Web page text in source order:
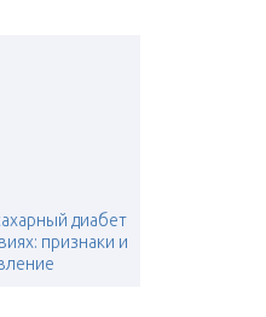
диабет
признаки и